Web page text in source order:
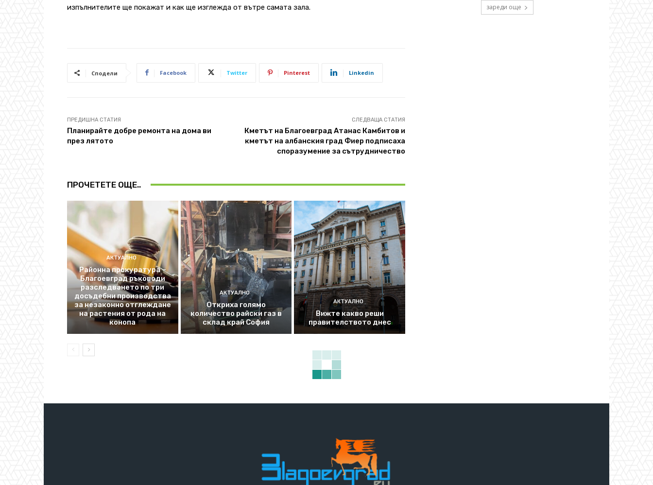
изпълнителите ще покажат и как ще изглежда от вътре самата зала.
Сподели Facebook Twitter Pinterest Linkedin
ПРЕДИШНА СТАТИЯ
Планирайте добре ремонта на дома ви
през лятото
СЛЕДВАЩА СТАТИЯ
Кметът на Благоевград Атанас Камбитов и
кметът на албанския град Фиер подписаха
споразумение за сътрудничество
ПРОЧЕТЕТЕ ОЩЕ..
АКТУАЛНО
Районна прокуратура –
Благоевград ръководи
разследването по три
досъдебни производства
за незаконно отглеждане
на растения от рода на
конопа
АКТУАЛНО
Откриха голямо
количество райски газ в
склад край София
АКТУАЛНО
Вижте какво реши
правителството днес
зареди още